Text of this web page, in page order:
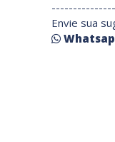
Envie sua